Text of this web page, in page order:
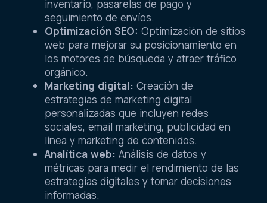
inventario, pasarelas de pago y
seguimiento de envíos.
Optimización SEO: Optimización de sitios
web para mejorar su posicionamiento en
los motores de búsqueda y atraer tráfico
orgánico.
Marketing digital: Creación de
estrategias de marketing digital
personalizadas que incluyen redes
sociales, email marketing, publicidad en
línea y marketing de contenidos.
Analítica web: Análisis de datos y
métricas para medir el rendimiento de las
estrategias digitales y tomar decisiones
informadas.